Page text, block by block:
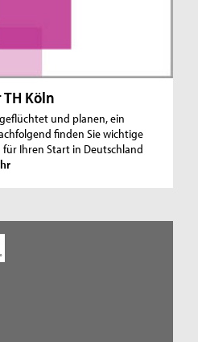
Köln
und planen, ein
finden Sie wichtige
Ihren Start in Deutschland